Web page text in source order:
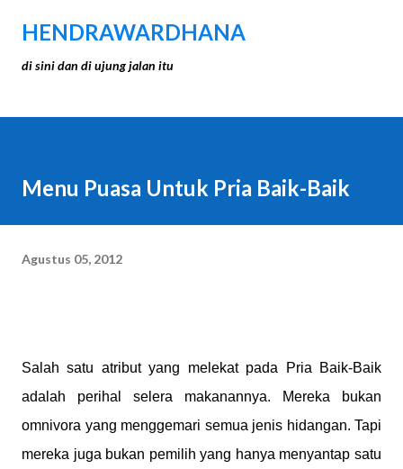
Langsung ke konten utama
HENDRAWARDHANA
di sini dan di ujung jalan itu
Menu Puasa Untuk Pria Baik-Baik
Agustus 05, 2012
Salah satu atribut yang melekat pada Pria Baik-Baik
adalah perihal selera makanannya. Mereka bukan
omnivora yang menggemari semua jenis hidangan. Tapi
mereka juga bukan pemilih yang hanya menyantap satu